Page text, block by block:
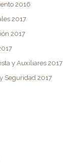
2016
2017
2017
y Auxiliares 2017
Seguridad 2017